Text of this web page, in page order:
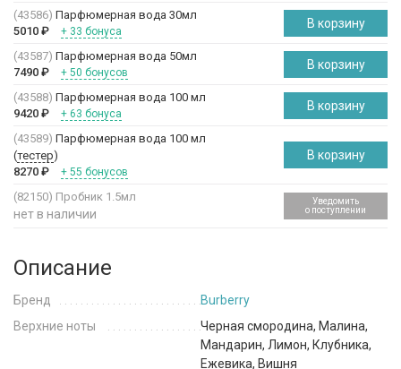
(43586) Парфюмерная вода 30мл
5010 ₽ + 33 бонуса
В корзину
(43587) Парфюмерная вода 50мл
7490 ₽ + 50 бонусов
В корзину
(43588) Парфюмерная вода 100 мл
9420 ₽ + 63 бонуса
В корзину
(43589) Парфюмерная вода 100 мл
(тестер)
8270 ₽ + 55 бонусов
В корзину
(82150) Пробник 1.5мл
нет в наличии
Уведомить
о поступлении
Описание
Бренд
Burberry
Верхние ноты
Черная смородина, Малина,
Мандарин, Лимон, Клубника,
Ежевика, Вишня